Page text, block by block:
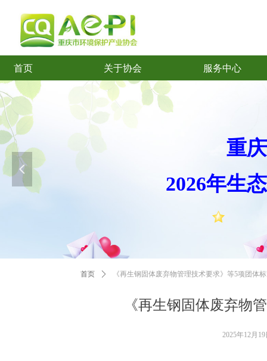
首页
首页
关于协会
关于协会
服务中心
重
2026年生
넳
《再生钢固体废弃物
首页 ꄲ 《再生钢固体废弃物管理技术要求》等5项团体
2025年12月19